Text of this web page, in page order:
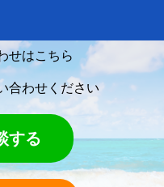
せはこちら
合わせください
する